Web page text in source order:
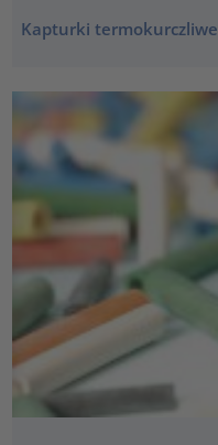
Kapturki termokurczliwe